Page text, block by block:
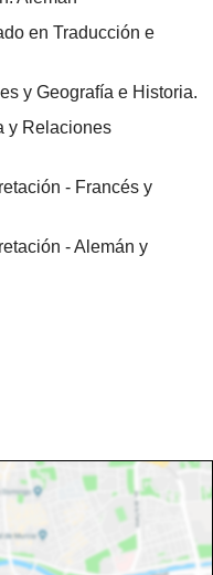
en Traducción e
y Geografía e Historia.
y Relaciones
- Francés y
- Alemán y